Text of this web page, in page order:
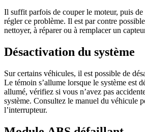
Il suffit parfois de couper le moteur, puis de
régler ce problème. Il est par contre
nettoyer, à réparer ou à remplacer un
Désactivation du système
Sur certains véhicules, il est possible de
Le témoin s’allume lorsque le système est
allumé, vérifiez si vous n’avez pas
système. Consultez le manuel du véhicule
l’interrupteur.